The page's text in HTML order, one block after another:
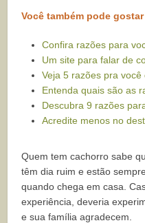
Você também pode gostar
Confira razões para
Um site para falar de
Veja 5 razões pra
Entenda quais são as
Descubra 9 razões
Acredite menos no
Quem tem cachorro sabe
têm dia ruim e estão
quando chega em casa.
experiência, deveria
e sua família agradecem.